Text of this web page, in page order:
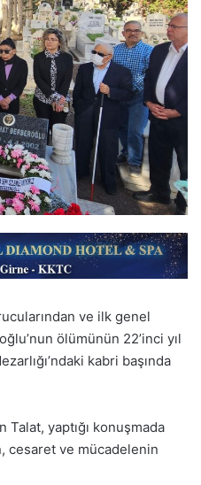
ve ilk genel
ölümünün 22’inci yıl
kabri başında
Talat, yaptığı konuşmada
cesaret ve mücadelenin